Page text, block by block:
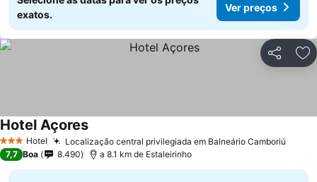
exatos.
Ver preços
Partilhar
3 EstrelasHotel Localização central privilegiada em Balneário Camboriú
Hotel Açores
7,7 Boa 8.490 a 8.1 km de Estaleirinho